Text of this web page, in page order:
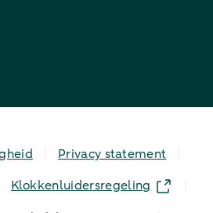
Privacy statement
Klokkenluidersregeling